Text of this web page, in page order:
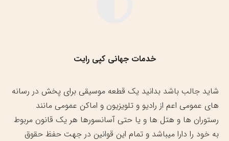
خدمات جهانی کپی رایت
شاید جالب باشد بدانید یک قطعه موسیقی برای پخش در رسانه
های عمومی اعم از رادیو و تلویزیون و اماکن عمومی مانند
رستوران ها و هتل ها و یا حتی آسانسورها هر یک قانون مربوط
به خود را دارا میباشد و تمام این قوانین در جهت حفظ حقوق